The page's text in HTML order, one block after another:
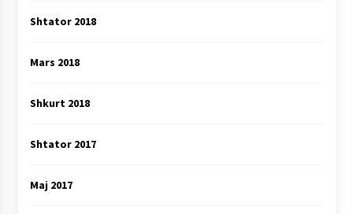
Shtator 2018
Mars 2018
Shkurt 2018
Shtator 2017
Maj 2017